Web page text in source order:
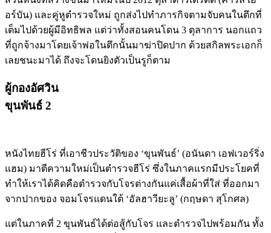
อร์บัน) และคู่หูตำรวจใหม่ ถูกส่งไปทำภารกิจตามจับคนในตึกที่
เต็มไปด้วยผู้มีอิทธิพล แต่ว่าทั้งสอนคนโดน 3 ตุลาการ นอกแถว
ที่ถูกจ้างมาโดยเจ้าพ่อในตึกนั้นมาฆ่าปิดปาก ด้วยสกิลพระเอกก็
เลยชนะมาได้ ถึงจะโดนยิงตัวเป็นรูก็ตาม
ผู้กองอัศวิน
ขุนพันธ์ 2
หนังไทยฮีโร่ ที่เอาชีวประวัติของ ‘ขุนพันธ์’ (อนันดา เอฟเวอร์ริ่ง
แฮม) มาตีความใหม่เป็นตำรวจฮีโร่ ซึ่งในภาคแรกมีประโยคที่
ทำให้เราได้คิดคือตำรวจกับโจรต่างกันแค่เสื้อผ้าที่ใส่ ที่ออกมา
จากปากของ จอมโจรแดนใต้ ‘อัลฮาวียะลู’ (กฤษดา สุโกศล)
แต่ในภาคที่ 2 ขุนพันธ์ได้ต่อสู้กับโจร และตำรวจไปพร้อมกัน ทั้ง